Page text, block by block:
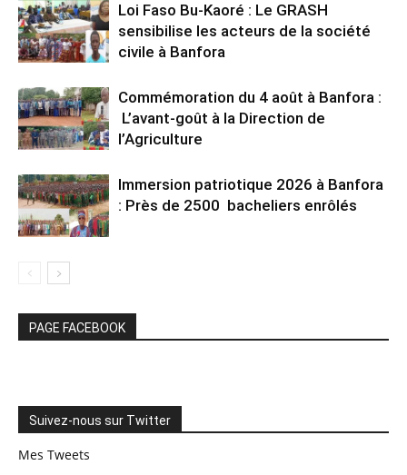
Loi Faso Bu-Kaoré : Le GRASH
sensibilise les acteurs de la société
civile à Banfora
Commémoration du 4 août à Banfora :
L’avant-goût à la Direction de
l’Agriculture
Immersion patriotique 2026 à Banfora
: Près de 2500 bacheliers enrôlés
PAGE FACEBOOK
Suivez-nous sur Twitter
Mes Tweets